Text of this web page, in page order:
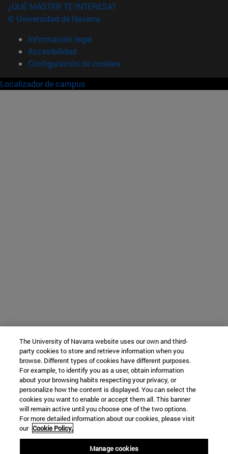
¿QUÉ MÁSTER TE INTERESA?
© Universidad de Navarra
Información legal
Accesibilidad
Configuración de cookies
Localizador de campus
The University of Navarra website uses our own and third-
party cookies to store and retrieve information when you
browse. Different types of cookies have different purposes.
For example, to identify you as a user, obtain information
about your browsing habits respecting your privacy, or
personalize how the content is displayed. You can select the
cookies you want to enable or accept them all. This banner
will remain active until you choose one of the two options.
For more detailed information about our cookies, please visit
our Cookie Policy.
Manage cookies